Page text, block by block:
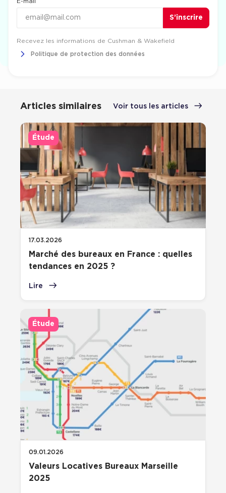
S’inscrire
Prénom
Société - Facultatif
S’inscrire
Recevez les informations de Cushman & Wakefield
Politique de protection des données
Articles similaires Voir tous les articles
Étude
17.03.2026
Marché des bureaux en France : quelles
tendances en 2025 ?
Lire
Étude
09.01.2026
Valeurs Locatives Bureaux Marseille
2025